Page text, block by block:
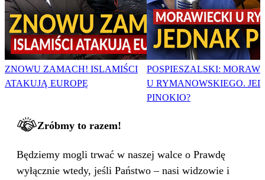
ZNOWU ZAMACH! ISLAMIŚCI
ATAKUJĄ EUROPĘ
POSPIESZALSKI:
U RYMANOWSKIEGO.
PINOKIO?
Zróbmy to razem!
Będziemy mogli trwać w naszej walce o Prawdę
wyłącznie wtedy, jeśli Państwo – nasi widzowie i